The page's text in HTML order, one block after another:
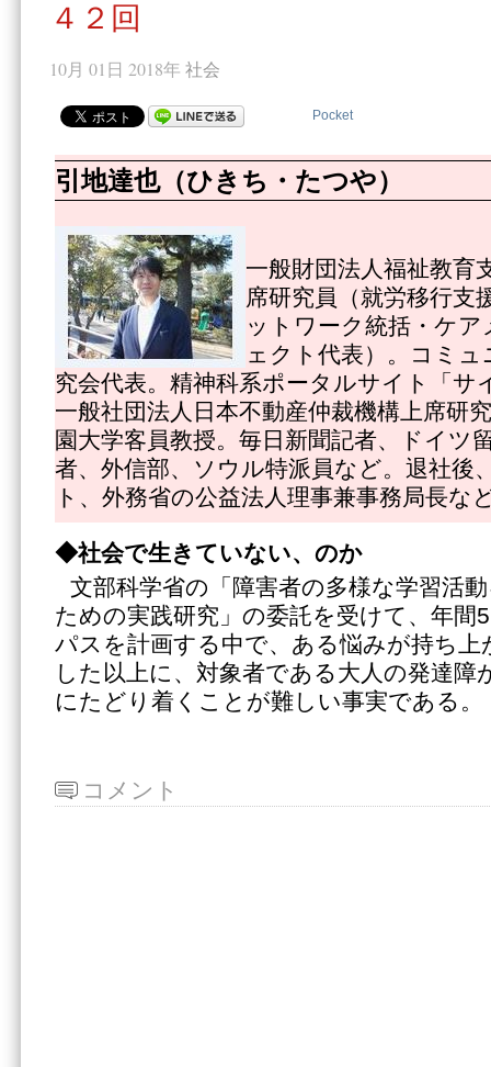
４２回
10月 01日 2018年 社会
Pocket
引地達也（ひきち・たつや）
一般財団法人福祉教育
席研究員（就労移行支
ットワーク統括・ケ
ェクト代表）。コミ
究会代表。精神科系ポータルサイト「サ
一般社団法人日本不動産仲裁機構上席研
園大学客員教授。毎日新聞記者、ドイツ
者、外信部、ソウル特派員など。退社後
ト、外務省の公益法人理事兼事務局長な
◆社会で生きていない、のか
文部科学省の「障害者の多様な学習活
ための実践研究」の委託を受けて、年間
パスを計画する中で、ある悩みが持ち
した以上に、対象者である大人の発達障
にたどり着くことが難しい事実である。
コメント